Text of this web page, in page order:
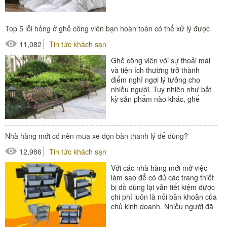
Top 5 lỗi hỏng ở ghế công viên bạn hoàn toàn có thể xử lý được
11,082
Tin tức khách sạn
Ghế công viên với sự thoải mái
và tiện ích thường trở thành
điểm nghỉ ngơi lý tưởng cho
nhiều người. Tuy nhiên như bất
kỳ sản phẩm nào khác, ghế
#ghế ngoài trời
Nhà hàng mới có nên mua xe dọn bàn thanh lý để dùng?
12,986
Tin tức khách sạn
Với các nhà hàng mới mở việc
làm sao để có đủ các trang thiết
bị đồ dùng lại vẫn tiết kiệm được
chi phí luôn là nỗi băn khoăn của
chủ kinh doanh. Nhiều người đã